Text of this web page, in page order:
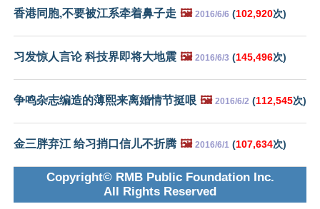
香港同胞,不要被江系牵着鼻子走 🖼️ 2016/6/6 (102,920次)
习发惊人言论 科技界即将大地震 🖼️ 2016/6/3 (145,496次)
争鸣杂志编造的薄熙来离婚情节挺哏 🖼️ 2016/6/2 (112,545次)
金三胖弃江 给习捎口信儿不折腾 🖼️ 2016/6/1 (107,634次)
Copyright© RMB Public Foundation Inc.
All Rights Reserved